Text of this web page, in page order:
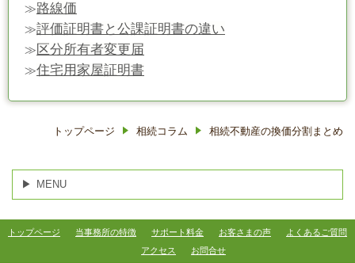
≫路線価
≫評価証明書と公課証明書の違い
≫区分所有者変更届
≫住宅用家屋証明書
トップページ 相続コラム 相続不動産の換価分割まとめ
MENU
トップページ 当事務所の特徴 サポート料金 お客さまの声
よくあるご質問
アクセス
お問合せ